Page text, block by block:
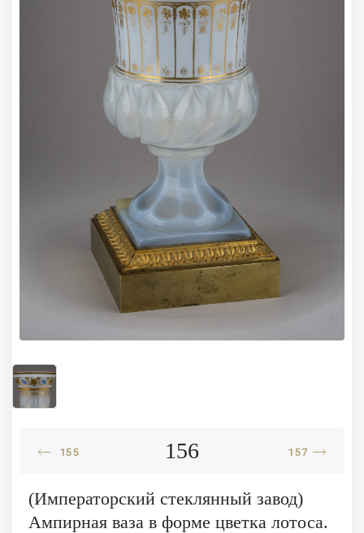
155 156 157
(Императорский стеклянный завод)
Ампирная ваза в форме цветка лотоса.